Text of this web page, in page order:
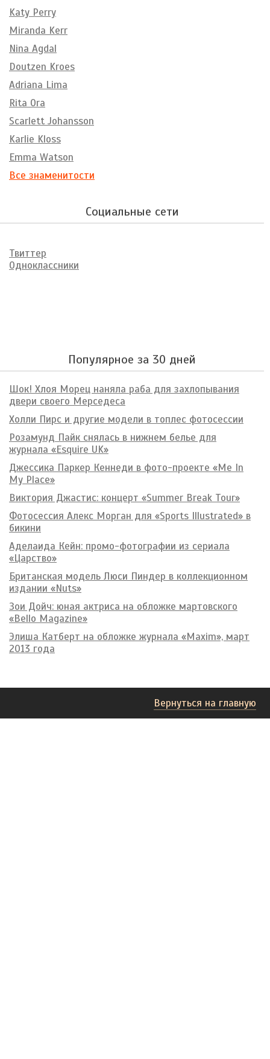
Katy Perry
Miranda Kerr
Nina Agdal
Doutzen Kroes
Adriana Lima
Rita Ora
Scarlett Johansson
Karlie Kloss
Emma Watson
Все знаменитости
Социальные сети
Твиттер
Одноклассники
Популярное за 30 дней
Шок! Хлоя Морец наняла раба для захлопывания
двери своего Мерседеса
Холли Пирс и другие модели в топлес фотосессии
Розамунд Пайк снялась в нижнем белье для
журнала «Esquire UK»
Джессика Паркер Кеннеди в фото-проекте «Me In
My Place»
Виктория Джастис: концерт «Summer Break Tour»
Фотосессия Алекс Морган для «Sports Illustrated» в
бикини
Аделаида Кейн: промо-фотографии из сериала
«Царство»
Британская модель Люси Пиндер в коллекционном
издании «Nuts»
Зои Дойч: юная актриса на обложке мартовского
«Bello Magazine»
Элиша Катберт на обложке журнала «Maxim», март
2013 года
Вернуться на главную